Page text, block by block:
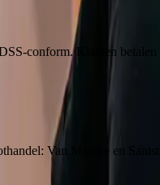
conform. Klanten betalen
Van Marcke en